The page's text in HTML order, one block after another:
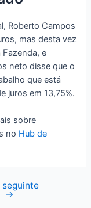
Roberto Campos
mas desta vez
e
neto disse que o
que está
juros em 13,75%.
sobre
no Hub de
seguinte
→